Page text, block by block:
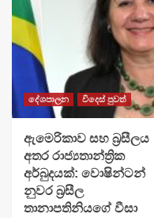
දේශපාලන විදෙස් පුවත්
ඇමෙරිකාව සහ බ්‍රසීලය
අතර රාජ්‍යතාන්ත්‍රික
අර්බුදයක්: වොෂින්ටන්
නුවර බ්‍රසීල
තානාපතිනියගේ වීසා